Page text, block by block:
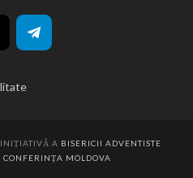
INIȚIATIVĂ A BISERICII ADVENTISTE
MOLDOVA